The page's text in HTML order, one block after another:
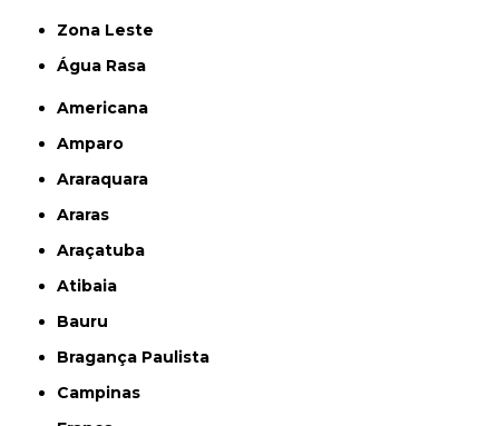
Zona Leste
Água Rasa
Americana
Amparo
Araraquara
Araras
Araçatuba
Atibaia
Bauru
Bragança Paulista
Campinas